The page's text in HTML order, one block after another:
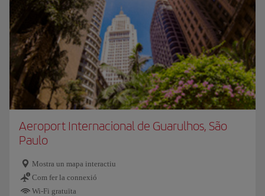
Aeroport Internacional de Guarulhos, São
Paulo
Mostra un mapa interactiu
Com fer la connexió
Wi-Fi gratuïta